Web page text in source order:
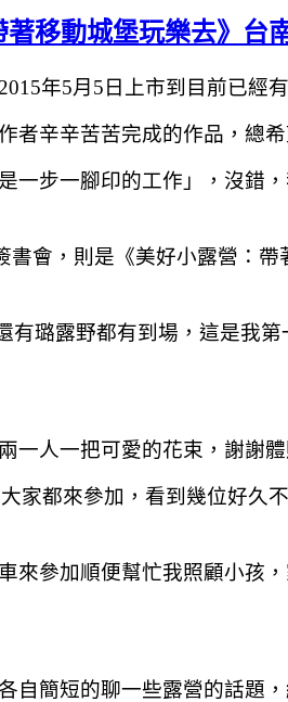
著移動城堡玩樂去》台
年5月5日上市到目前已經
者辛辛苦苦完成的作品，總
一步一腳印的工作」，沒錯
書會，則是 《美好小露營：
有璐露野都有到場，這是我
一人一把可愛的花束，謝謝
家都來參加，看到幾位好
來參加順便幫忙我照顧小孩
自簡短的聊一些露營的話題